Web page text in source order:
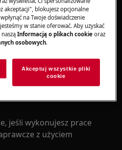
OCZU
jeśli wykonujesz prace
z użyciem
akceptacji", blokujesz opcjonalne
na Twoje doświadczenie
w stanie oferować. Aby uzyskać
nasząInformacją o plikach cookie oraz
osobowych.
Akceptuj wszystkie pliki
cookie